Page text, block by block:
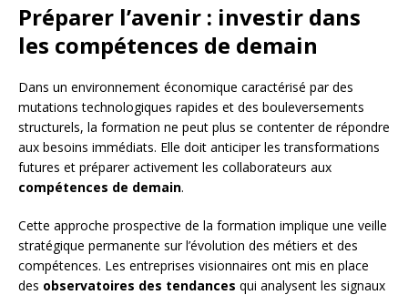
Préparer l’avenir : investir dans
les compétences de demain
Dans un environnement économique caractérisé par des
mutations technologiques rapides et des bouleversements
structurels, la formation ne peut plus se contenter de répondre
aux besoins immédiats. Elle doit anticiper les transformations
futures et préparer activement les collaborateurs aux
compétences de demain.
Cette approche prospective de la formation implique une veille
stratégique permanente sur l’évolution des métiers et des
compétences. Les entreprises visionnaires ont mis en place
des observatoires des tendances qui analysent les signaux